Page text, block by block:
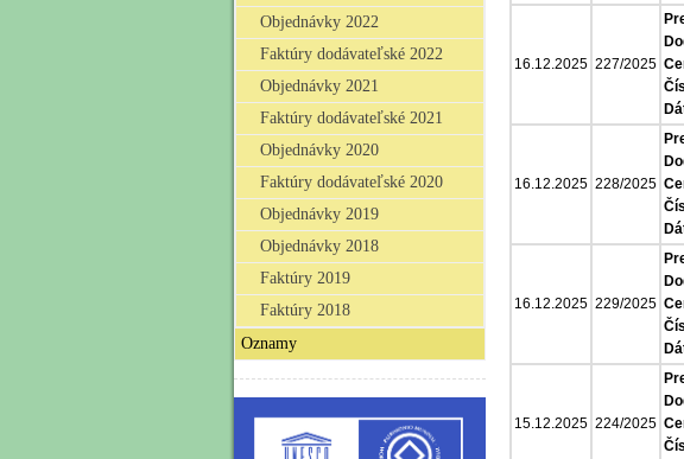
Objednávky 2022
Faktúry dodávateľské 2022
Objednávky 2021
Faktúry dodávateľské 2021
Objednávky 2020
Faktúry dodávateľské 2020
Objednávky 2019
Objednávky 2018
Faktúry 2019
Faktúry 2018
Oznamy
16.12.2025 227/2025
16.12.2025 228/2025
16.12.2025 229/2025
15.12.2025 224/2025